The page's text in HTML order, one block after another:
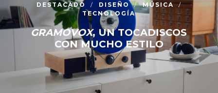
DESTACADO DISEÑO
MÚSICA
TECNOLOGÍA
GRAMOVOX, UN TOCADISCOS
CON MUCHO ESTILO